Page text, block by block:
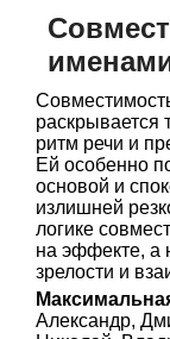
раскрывается
ритм речи и
Ей особенно
основой и
излишней
логике
на эффекте, а
зрелости и
Александр,